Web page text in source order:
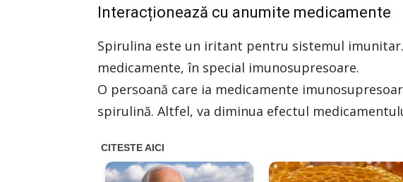
Interacționează cu anumite medicamente
Spirulina este un iritant pentru sistemul
medicamente, în special imunosupresoare.
O persoană care ia medicamente
spirulină. Altfel, va diminua efectul